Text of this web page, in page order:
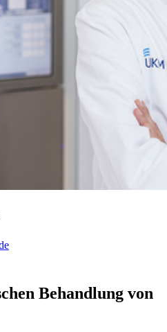
Behandlung von